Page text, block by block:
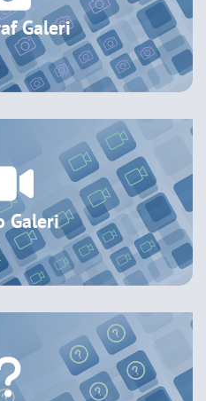
Galeri
Galeri